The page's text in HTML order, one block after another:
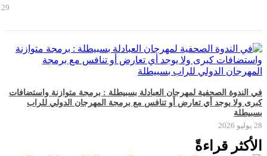
29 يوليو 2026
في الندوة الصحفية لمهرجان العبادلة بسبيطلة : برمجة متوازنة واستضافات
كبرى ولا يوجد أي تعارض أو تنافس مع برمجة المهرجان الدولي للراب
بسبيطلة
28 يوليو 2026
الأكثر قراءةً